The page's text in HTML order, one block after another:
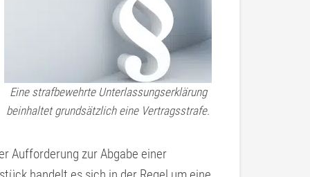
Eine strafbewehrte Unterlassungserklärung
beinhaltet grundsätzlich eine Vertragsstrafe.
Aufforderung zur Abgabe einer